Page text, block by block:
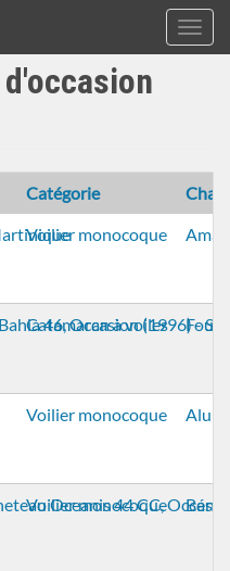
Catégorie
Voilier monocoque
Catamaran à voiles
Voilier monocoque
Voilier monocoque